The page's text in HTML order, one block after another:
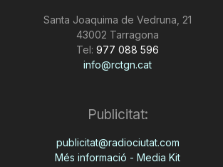
Santa Joaquima de Vedruna, 21
43002 Tarragona
Tel: 977 088 596
info@rctgn.cat
Publicitat:
publicitat@radiociutat.com
Més informació - Media Kit